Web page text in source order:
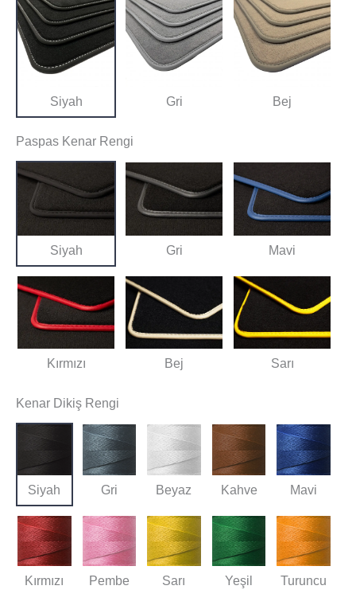
Siyah Gri Bej
Paspas Kenar Rengi
Siyah Gri Mavi
Kırmızı Bej Sarı
Kenar Dikiş Rengi
Siyah Gri Beyaz Kahve Mavi
Kırmızı Pembe Sarı Yeşil Turuncu